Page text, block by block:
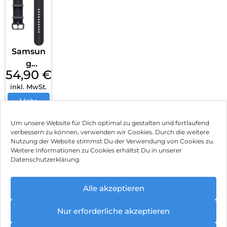
Um unsere Website für Dich optimal zu gestalten und fortlaufend
verbessern zu können, verwenden wir Cookies. Durch die weitere
Nutzung der Website stimmst Du der Verwendung von Cookies zu.
Weitere Informationen zu Cookies erhältst Du in unserer
Datenschutzerklärung.
Alle akzeptieren
Nur erforderliche akzeptieren
Taupe
Samsun
g
Athleisu
re Band
(S/M)
Watch8/
Watch8
Classic
Graphit
54,90 €
inkl. MwSt.
Mehr
Impressum
Hinweis zur Batterieentsorgung
Können wir Dir behilflich sein?